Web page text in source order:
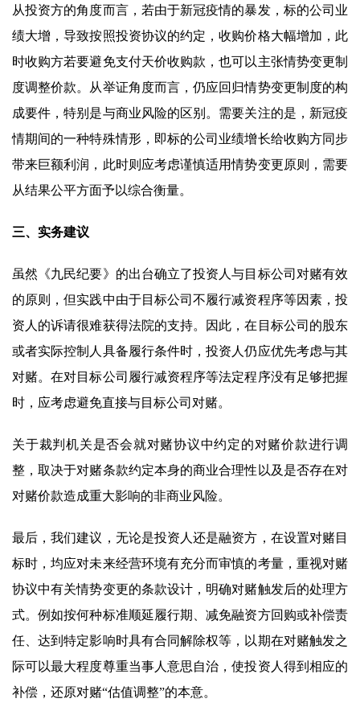
从投资方的角度而言，若由于新冠疫情的暴发，标的公司业
绩大增，导致按照投资协议的约定，收购价格大幅增加，此
时收购方若要避免支付天价收购款，也可以主张情势变更制
度调整价款。从举证角度而言，仍应回归情势变更制度的构
成要件，特别是与商业风险的区别。需要关注的是，新冠疫
情期间的一种特殊情形，即标的公司业绩增长给收购方同步
带来巨额利润，此时则应考虑谨慎适用情势变更原则，需要
从结果公平方面予以综合衡量。
三、实务建议
虽然《九民纪要》的出台确立了投资人与目标公司对赌有效
的原则，但实践中由于目标公司不履行减资程序等因素，投
资人的诉请很难获得法院的支持。因此，在目标公司的股东
或者实际控制人具备履行条件时，投资人仍应优先考虑与其
对赌。在对目标公司履行减资程序等法定程序没有足够把握
时，应考虑避免直接与目标公司对赌。
关于裁判机关是否会就对赌协议中约定的对赌价款进行调
整，取决于对赌条款约定本身的商业合理性以及是否存在对
对赌价款造成重大影响的非商业风险。
最后，我们建议，无论是投资人还是融资方，在设置对赌目
标时，均应对未来经营环境有充分而审慎的考量，重视对赌
协议中有关情势变更的条款设计，明确对赌触发后的处理方
式。例如按何种标准顺延履行期、减免融资方回购或补偿责
任、达到特定影响时具有合同解除权等，以期在对赌触发之
际可以最大程度尊重当事人意思自治，使投资人得到相应的
补偿，还原对赌“估值调整”的本意。